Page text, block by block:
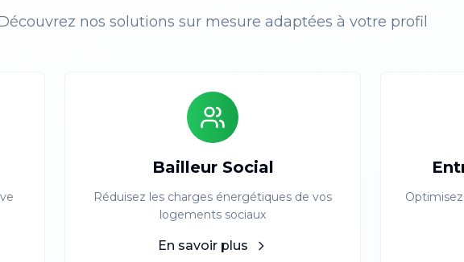
nos solutions sur mesure adaptées à votre profil
Bailleur Social
Réduisez les charges énergétiques de vos
logements sociaux
En savoir plus